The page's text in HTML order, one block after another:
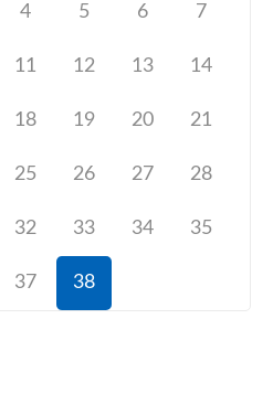
4 5 6 7
11 12 13 14
18 19 20 21
25 26 27 28
32 33 34 35
37 38